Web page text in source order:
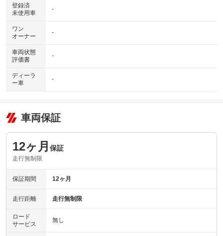
登録済
未使用車
-
ワン
オーナー
-
車両状態
評価書
-
ディーラ
ー車
-
車両保証
12ヶ月 保証
走行無制限
保証期間 12ヶ月
走行距離 走行無制限
ロード
サービス
無し